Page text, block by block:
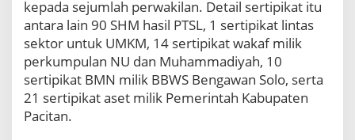
n
k
A
H
Y
d
kepada sejumlah perwakilan. Detail sertipikat itu
antara lain 90 SHM hasil PTSL, 1 sertipikat lintas
sektor untuk UMKM, 14 sertipikat wakaf milik
perkumpulan NU dan Muhammadiyah, 10
sertipikat BMN milik BBWS Bengawan Solo, serta
21 sertipikat aset milik Pemerintah Kabupaten
Pacitan.